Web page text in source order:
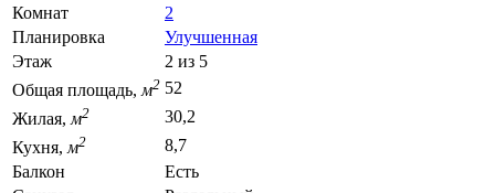
Комнат
2
Планировка
Улучшенная
Этаж
2 из 5
Общая площадь, м2 52
Жилая, м2
30,2
Кухня, м2
8,7
Балкон
Есть